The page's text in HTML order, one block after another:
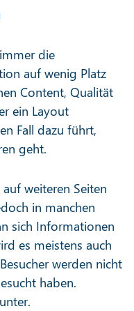
die
auf wenig Platz
Content, Qualität
ein Layout
Fall dazu führt,
geht.
weiteren Seiten
in manchen
sich Informationen
es meistens auch
werden nicht
haben.